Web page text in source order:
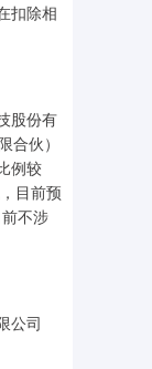
扣除相
股份有
伙）
例较
目前预
不涉
公司